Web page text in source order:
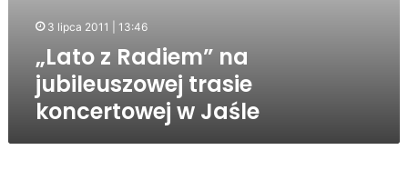
3 lipca 2011 | 13:46
„Lato z Radiem” na
jubileuszowej trasie
koncertowej w Jaśle